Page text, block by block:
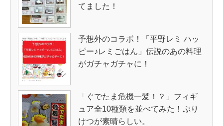
てました！
予想外のコラボ！「平野レミ ハッ
ピー♪レミごはん」伝説のあの料理
がガチャガチャに！
「ぐでたま危機一髪！？」フィギ
ュア全10種類を並べてみた！ぷり
けつが素晴らしい。